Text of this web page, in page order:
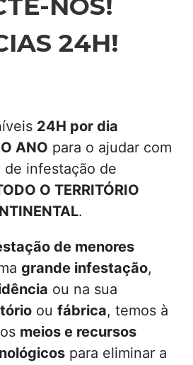
24H!
24H por dia
ANO para o ajudar com
de infestação de
O TERRITÓRIO
.
de menores
grande infestação,
ou na sua
ou fábrica, temos à
meios e recursos
para eliminar a